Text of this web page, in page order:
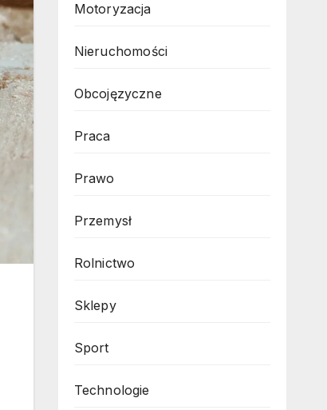
Motoryzacja
Nieruchomości
Obcojęzyczne
Praca
Prawo
Przemysł
Rolnictwo
Sklepy
Sport
Technologie